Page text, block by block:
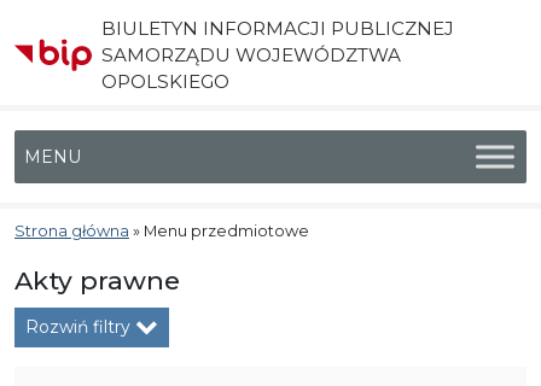
BIULETYN INFORMACJI PUBLICZNEJ
SAMORZĄDU WOJEWÓDZTWA
OPOLSKIEGO
Menu główne
Strona główna » Menu przedmiotowe
Akty prawne
Rozwiń filtry